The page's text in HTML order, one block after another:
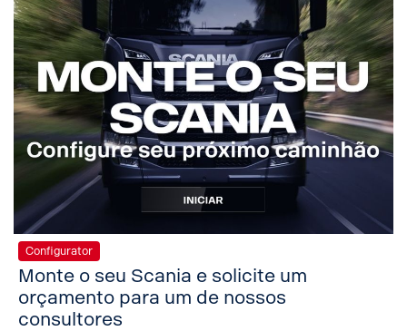
Configurator
Monte o seu Scania e solicite um
orçamento para um de nossos
consultores